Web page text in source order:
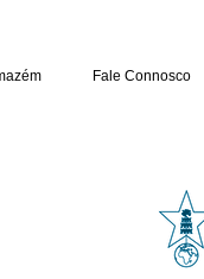
Fale Connosco